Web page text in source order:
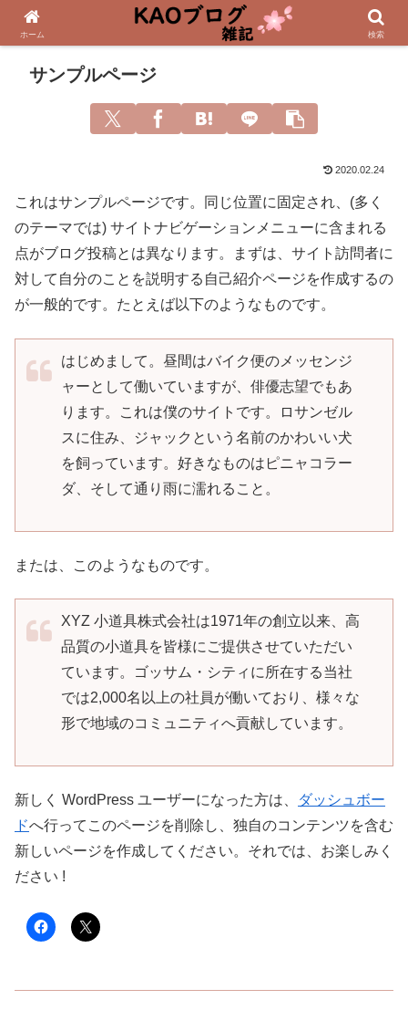
サンプルページ
2020.02.24
これはサンプルページです。同じ位置に固定され、(多く
のテーマでは) サイトナビゲーションメニューに含まれる
点がブログ投稿とは異なります。まずは、サイト訪問者に
対して自分のことを説明する自己紹介ページを作成するの
が一般的です。たとえば以下のようなものです。
はじめまして。昼間はバイク便のメッセンジ
ャーとして働いていますが、俳優志望でもあ
ります。これは僕のサイトです。ロサンゼル
スに住み、ジャックという名前のかわいい犬
を飼っています。好きなものはピニャコラー
ダ、そして通り雨に濡れること。
または、このようなものです。
XYZ 小道具株式会社は1971年の創立以来、高
品質の小道具を皆様にご提供させていただい
ています。ゴッサム・シティに所在する当社
では2,000名以上の社員が働いており、様々な
形で地域のコミュニティへ貢献しています。
新しく WordPress ユーザーになった方は、
ダッシュボー
ドへ行ってこのページを削除し、独自のコンテンツを含む
新しいページを作成してください。それでは、お楽しみく
ださい !
ホーム 検索